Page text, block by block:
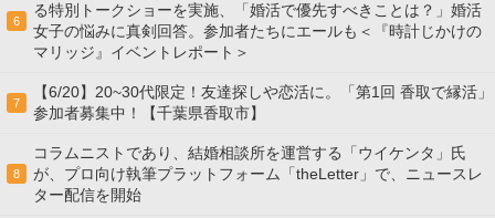
6
る特別トークショーを実施、「婚活で優先すべきことは？」婚活
女子の悩みに真剣回答。参加者たちにエールも＜『時計じかけの
マリッジ』イベントレポート＞
7
【6/20】20~30代限定！友達探しや恋活に。「第1回 香取で縁活」
参加者募集中！【千葉県香取市】
8
コラムニストであり、結婚相談所を運営する「ウイケンタ」氏
が、プロ向け執筆プラットフォーム「theLetter」で、ニュースレ
ター配信を開始